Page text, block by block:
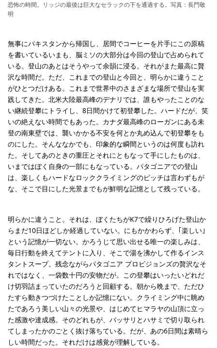
恐怖の時間。リッジの最後は巨大なセラックの下を通過する。写真：長門敬
明
無事にパキスタンから帰国し、居間でコーヒーを片手にこの原稿
を書いているいまも、脳ミソの大部分は今回の登山で占められて
いる。登山のあとはそうやって余韻に浸る。それがまた最高に贅
沢な時間だ。ただ、これまでの登山と今回と、明らかに違うこと
がひとつだけある。これまで世界中のさまざまな場所で登山を実
践してきた。北米大陸最高峰のデナリでは、誰もやったことのな
い継続登攀にトライし、8日間かけて初登攀した。ハードだが、笑
いの絶えない時間でもあった。カナダ最高峰のローガンにある未
登の南東壁では、襲いかかる不安を何とか丸め込んで初登攀をも
のにした。そんななかでも、印象的な瞬間というのは何度も訪れ
た。そしてあのときの重圧とそれにともなって手にしたものは、
いまではぼく自身の一部にもなっている。パタゴニアでの登山
は、楽しくもハードなロッククライミングのピッチは言わずもが
な、そこで目にした光景までもが鮮明な記憶として残っている。
明らかに違うこと。それは、ぼくたちがK7で繰りひろげた登山か
らまだ10日ほどしか経過していない。にもかかわらず、｢楽しい｣
という記憶が一切ない。かろうじて思い出せる唯一の楽しみは、
毎日行動を終えてテントに入り、そこで湯を沸かして作るインス
タントスープ。残念ながらパタゴニア プロビジョンズの贅沢なそ
れではなく、一袋数十円の安物だが。この登攀はいったいどれだ
け切羽詰まっていたのだろうと回顧する。朝から晩まで、ただひ
たすら動きつづけたことしか記憶にない。クライミング中に眺め
たであろう美しい山々の光景や、はじめてヒマラヤの山頂に立っ
た感激や達成感。そのどれもが、バッサリとハサミで切り取られ
てしまったかのごとく抜け落ちている。だが、あの6日間は素晴ら
しい時間だった。それだけは感覚が理解している。